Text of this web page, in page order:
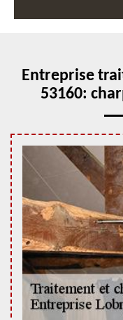
Entreprise
53160: